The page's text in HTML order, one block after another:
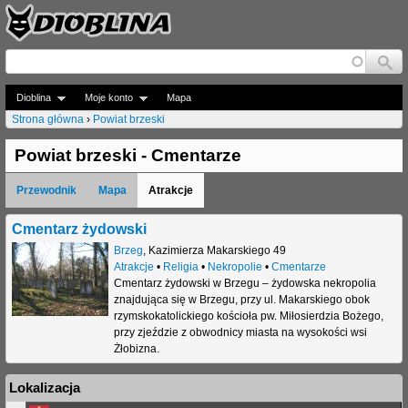
Jump to navigation
Dioblina Moje konto Mapa
J
e
s
t
e
ś
t
t
a
Strona główna › Powiat brzeski
Powiat brzeski - Cmentarze
Przewodnik Mapa Atrakcje
Cmentarz żydowski
Brzeg Kazimierza Makarskiego 49
Atrakcje • Religia • Nekropolie • Cmentarze
Cmentarz żydowski w Brzegu – żydowska nekropolia
znajdująca się w Brzegu, przy ul. Makarskiego obok
rzymskokatolickiego kościoła pw. Miłosierdzia Bożego,
przy zjeździe z obwodnicy miasta na wysokości wsi
Żłobizna.
Lokalizacja